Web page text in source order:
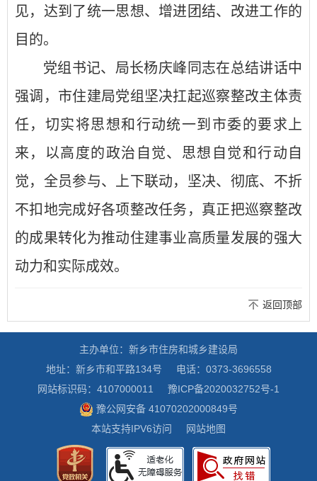
见，达到了统一思想、增进团结、改进工作的
目的。
党组书记、局长杨庆峰同志在总结讲话中
强调，市住建局党组坚决扛起巡察整改主体责
任，切实将思想和行动统一到市委的要求上
来，以高度的政治自觉、思想自觉和行动自
觉，全员参与、上下联动，坚决、彻底、不折
不扣地完成好各项整改任务，真正把巡察整改
的成果转化为推动住建事业高质量发展的强大
动力和实际成效。
返回顶部
主办单位：新乡市住房和城乡建设局
地址：新乡市和平路134号
电话：0373-3696558
网站标识码：4107000011
豫ICP备2020032752号-1
豫公网安备 41070202000849号
本站支持IPV6访问
网站地图